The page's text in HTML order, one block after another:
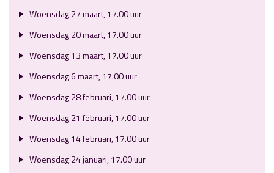
Woensdag 27 maart, 17.00 uur
Woensdag 20 maart, 17.00 uur
Woensdag 13 maart, 17.00 uur
Woensdag 6 maart, 17.00 uur
Woensdag 28 februari, 17.00 uur
Woensdag 21 februari, 17.00 uur
Woensdag 14 februari, 17.00 uur
Woensdag 24 januari, 17.00 uur